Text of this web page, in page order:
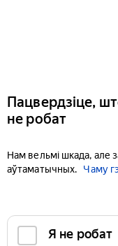
Пацвердзіце,
не робат
Нам вельмі шкада, але
аўтаматычных.
Чаму
Я не робат